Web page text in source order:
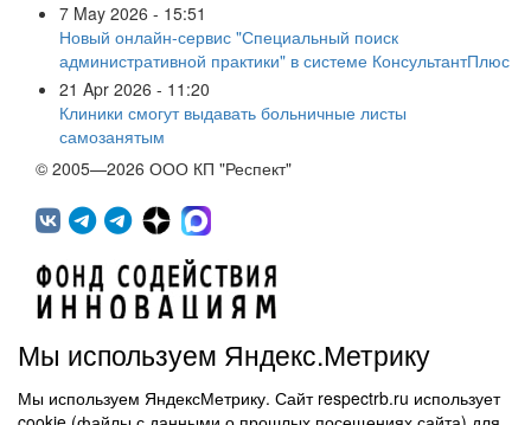
7 May 2026 - 15:51
Новый онлайн-сервис "Специальный поиск
административной практики" в системе КонсультантПлюс
21 Apr 2026 - 11:20
Клиники смогут выдавать больничные листы
самозанятым
© 2005—2026 ООО КП "Респект"
450071, г.Уфа, ул. 50 лет СССР, д.48 корп.1, офис 307
Мы используем Яндекс.Метрику
Мы используем ЯндексМетрику. Сайт respectrb.ru использует